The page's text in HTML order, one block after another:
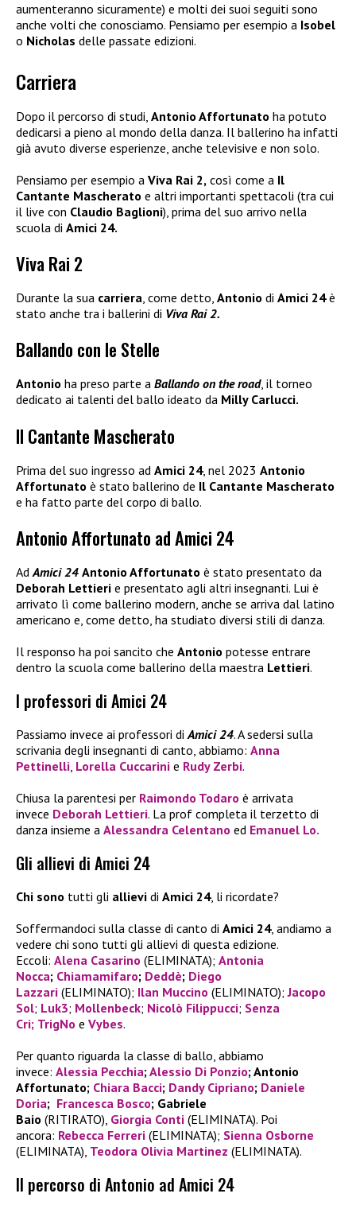
aumenteranno sicuramente) e molti dei suoi seguiti sono
anche volti che conosciamo. Pensiamo per esempio a Isobel
o Nicholas delle passate edizioni.
Carriera
Dopo il percorso di studi, Antonio Affortunato ha potuto
dedicarsi a pieno al mondo della danza. Il ballerino ha infatti
già avuto diverse esperienze, anche televisive e non solo.
Pensiamo per esempio a Viva Rai 2, così come a Il
Cantante Mascherato e altri importanti spettacoli (tra cui
il live con Claudio Baglioni), prima del suo arrivo nella
scuola di Amici 24.
Viva Rai 2
Durante la sua carriera, come detto, Antonio di Amici 24è
stato anche tra i ballerini di Viva Rai 2.
Ballando con le Stelle
Antonio ha preso parte a Ballando on the road, il torneo
dedicato ai talenti del ballo ideato da Milly Carlucci.
Il Cantante Mascherato
Prima del suo ingresso ad Amici 24, nel 2023 Antonio
Affortunato è stato ballerino de Il Cantante Mascherato
e ha fatto parte del corpo di ballo.
Antonio Affortunato ad Amici 24
AdAmici 24 Antonio Affortunato è stato presentato da
Deborah Lettieri e presentato agli altri insegnanti. Lui è
arrivato lì come ballerino modern, anche se arriva dal latino
americano e, come detto, ha studiato diversi stili di danza.
Il responso ha poi sancito che Antonio potesse entrare
dentro la scuola come ballerino della maestra Lettieri.
I professori di Amici 24
Passiamo invece ai professori diAmici 24. A sedersi sulla
scrivania degli insegnanti di canto, abbiamo: Anna
Pettinelli, Lorella Cuccarini e Rudy Zerbi.
Chiusa la parentesi per Raimondo Todaro è arrivata
invece Deborah Lettieri. La prof completa il terzetto di
danza insieme a Alessandra Celentano ed Emanuel Lo.
Gli allievi di Amici 24
Chi sono tutti gli allievi di Amici 24, li ricordate?
Soffermandoci sulla classe di canto di Amici 24, andiamo a
vedere chi sono tutti gli allievi di questa edizione.
Eccoli: Alena Casarino (ELIMINATA); Antonia
Nocca; Chiamamifaro; Deddè; Diego
Lazzari (ELIMINATO); Ilan Muccino (ELIMINATO);Jacopo
Sol; Luk3; Mollenbeck; Nicolò Filippucci; Senza
Cri; TrigNo e Vybes.
Per quanto riguarda la classe di ballo, abbiamo
invece: Alessia Pecchia; Alessio Di Ponzio; Antonio
Affortunato; Chiara Bacci; Dandy Cipriano; Daniele
Doria; Francesca Bosco; Gabriele
Baio (RITIRATO), Giorgia Conti (ELIMINATA). Poi
ancora: Rebecca Ferreri (ELIMINATA); Sienna Osborne
(ELIMINATA), Teodora Olivia Martinez (ELIMINATA).
Il percorso di Antonio ad Amici 24